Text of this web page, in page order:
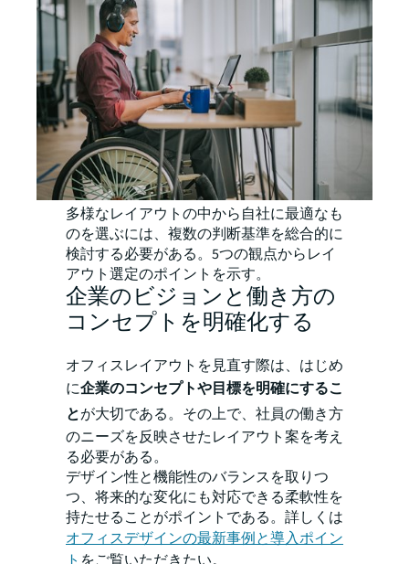
多様なレイアウトの中から自社に最適なも
のを選ぶには、複数の判断基準を総合的に
検討する必要がある。5つの観点からレイ
アウト選定のポイントを示す。
企業のビジョンと働き方の
コンセプトを明確化する
オフィスレイアウトを見直す際は、はじめ
に企業のコンセプトや目標を明確にするこ
とが大切である。その上で、社員の働き方
のニーズを反映させたレイアウト案を考え
る必要がある。
デザイン性と機能性のバランスを取りつ
つ、将来的な変化にも対応できる柔軟性を
持たせることがポイントである。詳しくは
オフィスデザインの最新事例と導入ポイン